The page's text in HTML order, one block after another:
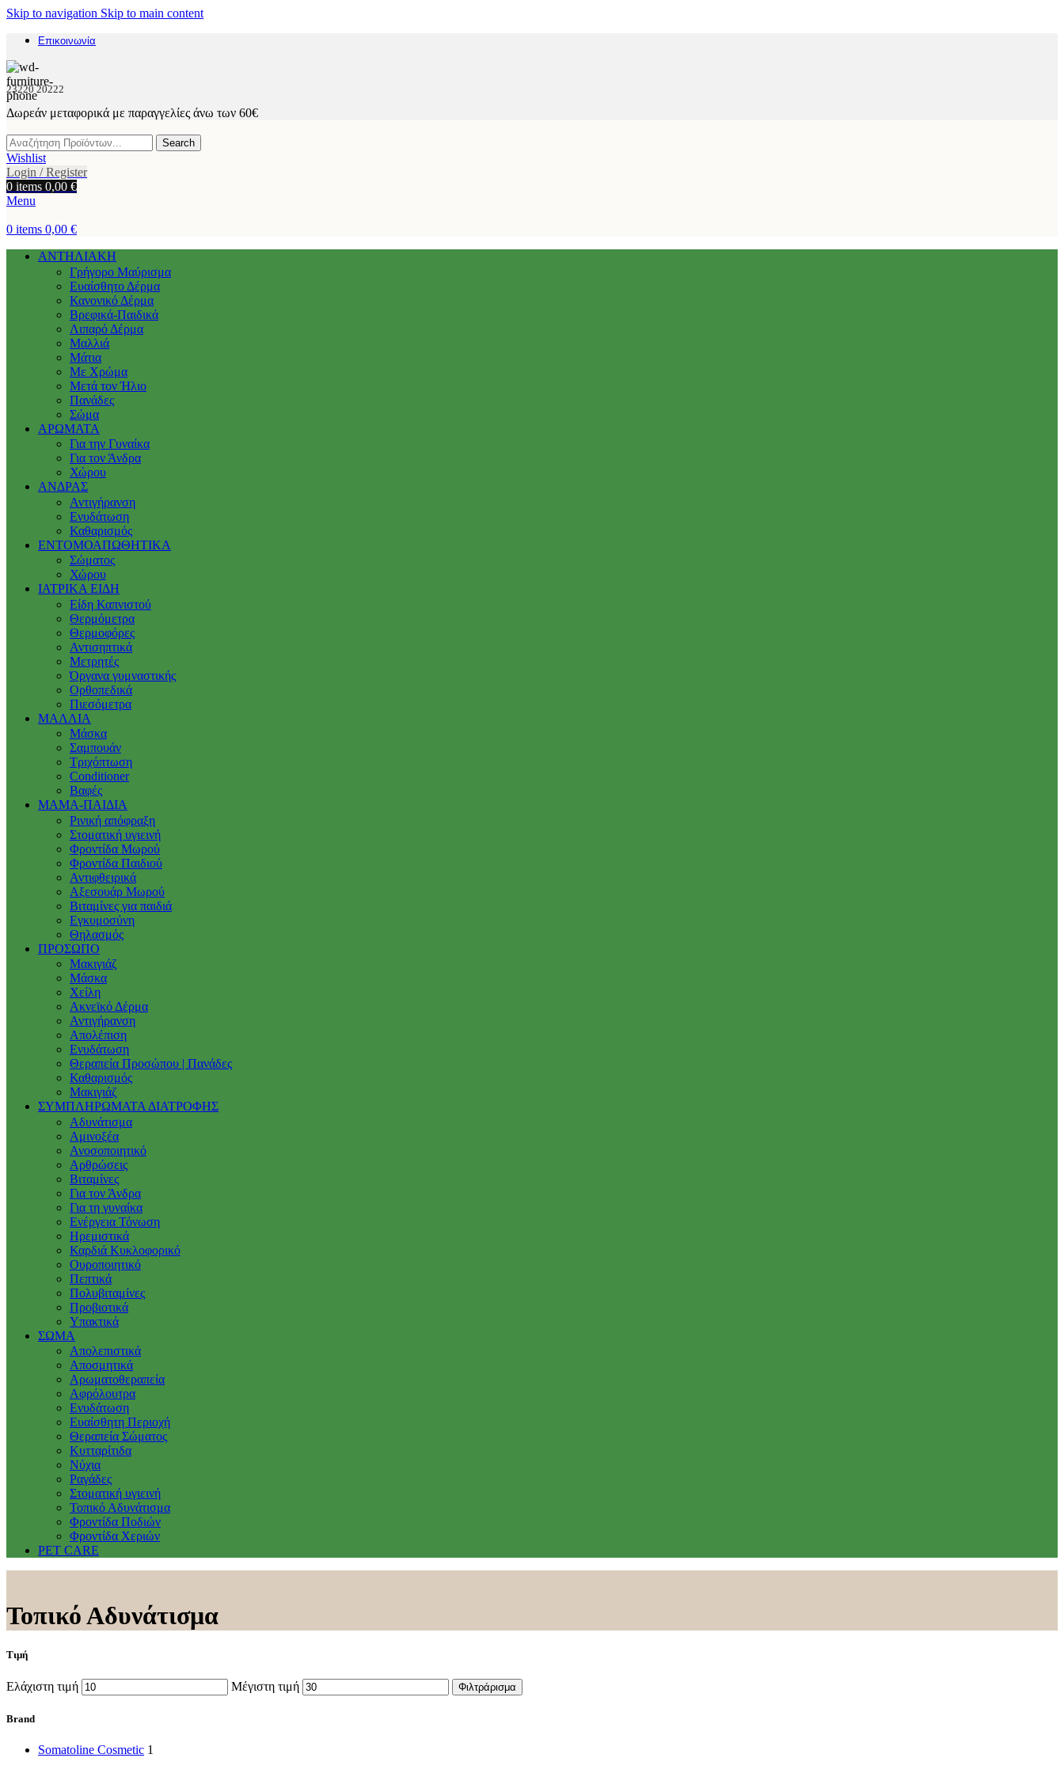
Skip to navigation Skip to main content
Επικοινωνία
23220 20222
Δωρεάν μεταφορικά με παραγγελίες άνω των 60€
Search
Wishlist
Login / Register
0 items 0,00 €
Menu
0 items 0,00 €
ΑΝΤΗΛΙΑΚΗ
Γρήγορο Μαύρισμα
Ευαίσθητο Δέρμα
Κανονικό Δέρμα
Βρεφικά-Παιδικά
Λιπαρό Δέρμα
Μαλλιά
Μάτια
Με Χρώμα
Μετά τον Ήλιο
Πανάδες
Σώμα
ΑΡΩΜΑΤΑ
Για την Γυναίκα
Για τον Άνδρα
Χώρου
ΑΝΔΡΑΣ
Αντιγήρανση
Ενυδάτωση
Καθαρισμός
ΕΝΤΟΜΟΑΠΩΘΗΤΙΚΑ
Σώματος
Χώρου
ΙΑΤΡΙΚΑ ΕΙΔΗ
Είδη Καπνιστού
Θερμόμετρα
Θερμοφόρες
Αντισηπτικά
Μετρητές
Όργανα γυμναστικής
Ορθοπεδικά
Πιεσόμετρα
ΜΑΛΛΙΑ
Μάσκα
Σαμπουάν
Τριχόπτωση
Conditioner
Βαφές
ΜΑΜΑ-ΠΑΙΔΙΑ
Ρινική απόφραξη
Στοματική υγιεινή
Φροντίδα Μωρού
Φροντίδα Παιδιού
Αντιφθειρικά
Αξεσουάρ Μωρού
Βιταμίνες για παιδιά
Εγκυμοσύνη
Θηλασμός
ΠΡΟΣΩΠΟ
Μακιγιάζ
Μάσκα
Χείλη
Ακνεϊκό Δέρμα
Αντιγήρανση
Απολέπιση
Ενυδάτωση
Θεραπεία Προσώπου | Πανάδες
Καθαρισμός
Μακιγιάζ
ΣΥΜΠΛΗΡΩΜΑΤΑ ΔΙΑΤΡΟΦΗΣ
Αδυνάτισμα
Αμινοξέα
Ανοσοποιητικό
Αρθρώσεις
Βιταμίνες
Για τον Άνδρα
Για τη γυναίκα
Ενέργεια Τόνωση
Ηρεμιστικά
Καρδιά Κυκλοφορικό
Ουροποιητικό
Πεπτικά
Πολυβιταμίνες
Προβιοτικά
Υπακτικά
ΣΩΜΑ
Απολεπιστικά
Αποσμητικά
Αρωματοθεραπεία
Αφρόλουτρα
Ενυδάτωση
Ευαίσθητη Περιοχή
Θεραπεία Σώματος
Κυτταρίτιδα
Νύχια
Ραγάδες
Στοματική υγιεινή
Τοπικό Αδυνάτισμα
Φροντίδα Ποδιών
Φροντίδα Χεριών
PET CARE
Τοπικό Αδυνάτισμα
Τιμή
Ελάχιστη τιμή Μέγιστη τιμή Φιλτράρισμα
Brand
Somatoline Cosmetic 1